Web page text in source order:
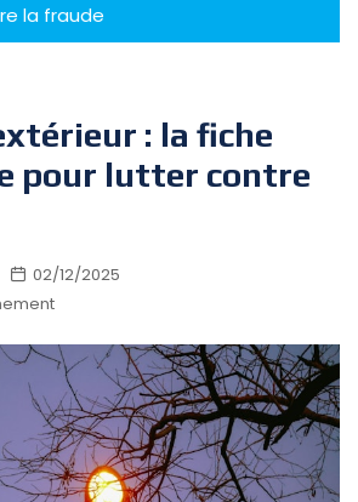
la fraude
: la fiche
pour lutter contre
02/12/2025